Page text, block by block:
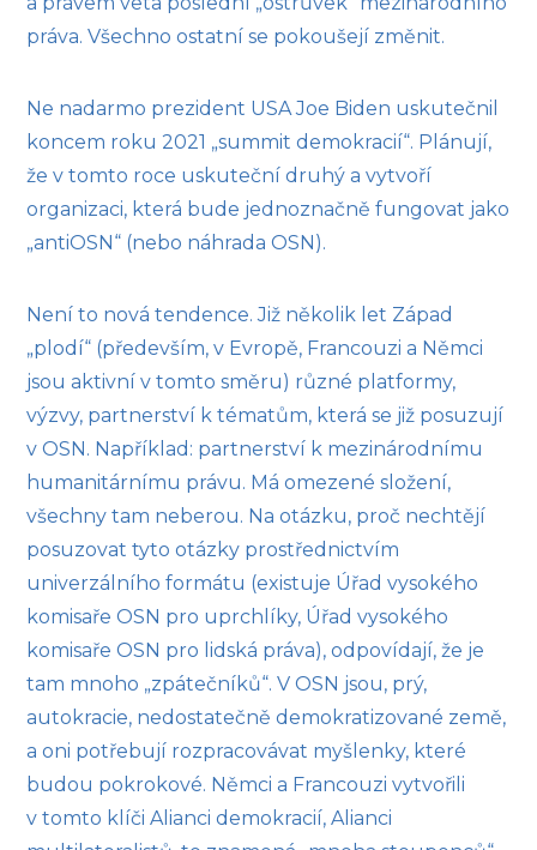
práva. Všechno ostatní se pokoušejí změnit.
Ne nadarmo prezident USA Joe Biden uskutečnil
koncem roku 2021 „summit demokracií“. Plánují,
že v tomto roce uskuteční druhý a vytvoří
organizaci, která bude jednoznačně fungovat jako
„antiOSN“ (nebo náhrada OSN).
Není to nová tendence. Již několik let Západ
„plodí“ (především, v Evropě, Francouzi a Němci
jsou aktivní v tomto směru) různé platformy,
výzvy, partnerství k tématům, která se již posuzují
v OSN. Například: partnerství k mezinárodnímu
humanitárnímu právu. Má omezené složení,
všechny tam neberou. Na otázku, proč nechtějí
posuzovat tyto otázky prostřednictvím
univerzálního formátu (existuje Úřad vysokého
komisaře OSN pro uprchlíky, Úřad vysokého
komisaře OSN pro lidská práva), odpovídají, že je
tam mnoho „zpátečníků“. V OSN jsou, prý,
autokracie, nedostatečně demokratizované země,
a oni potřebují rozpracovávat myšlenky, které
budou pokrokové. Němci a Francouzi vytvořili
v tomto klíči Alianci demokracií, Alianci